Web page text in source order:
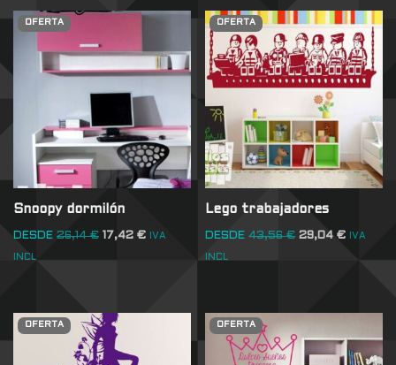
OFERTA
Snoopy dormilón
DESDE 26,14€ 17,42 € IVA
INCL
OFERTA
Lego trabajadores
DESDE 43,56€ 29,04€ IVA
INCL
OFERTA OFERTA